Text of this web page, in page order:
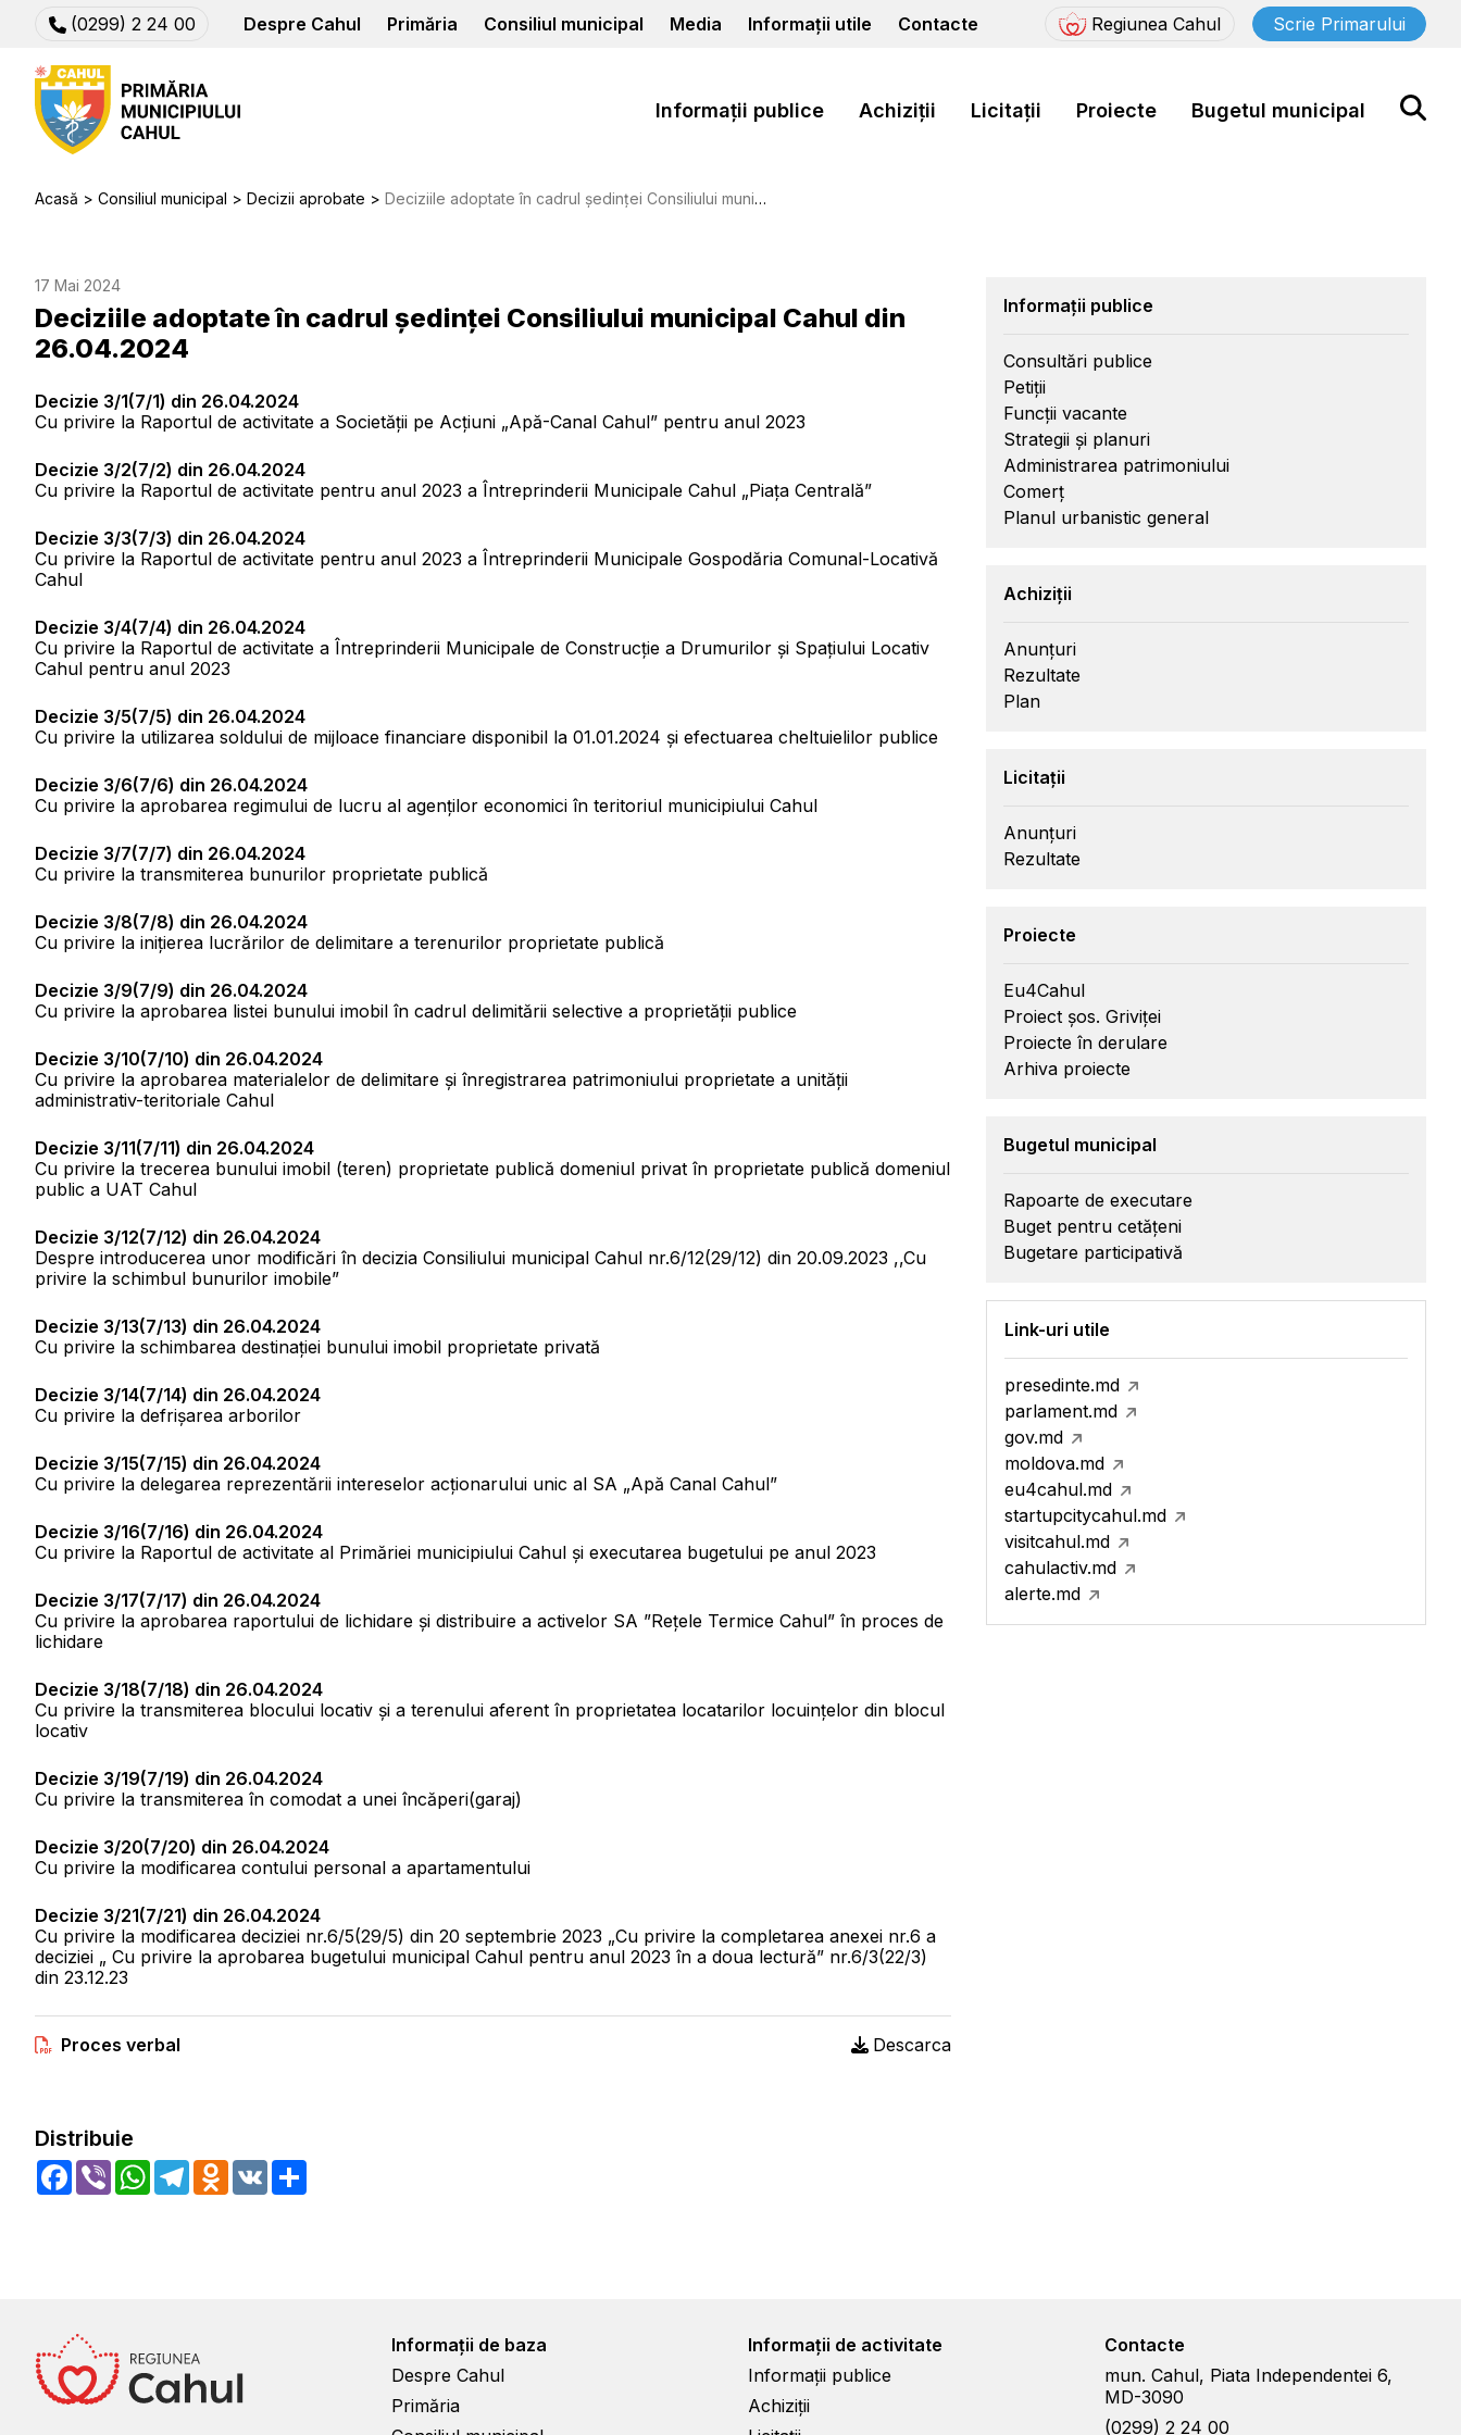
(0299) 2 24 00 Despre Cahul Primăria Consiliul municipal Media Informații utile Contacte Regiunea Cahul Scrie Primarului
Informații publice Achiziții Licitații Proiecte Bugetul municipal
Acasă Consiliul municipal Decizii aprobate Deciziile adoptate în cadrul ședinței Consiliului municipal Cahul din 26.04.2024
17 Mai 2024
Deciziile adoptate în cadrul ședinței Consiliului municipal Cahul din
26.04.2024
Decizie 3/1(7/1) din 26.04.2024
Cu privire la Raportul de activitate a Societăţii pe Acţiuni „Apă-Canal Cahul” pentru anul 2023
Decizie 3/2(7/2) din 26.04.2024
Cu privire la Raportul de activitate pentru anul 2023 a Întreprinderii Municipale Cahul „Piaţa Centrală”
Decizie 3/3(7/3) din 26.04.2024
Cu privire la Raportul de activitate pentru anul 2023 a Întreprinderii Municipale Gospodăria Comunal-Locativă
Cahul
Decizie 3/4(7/4) din 26.04.2024
Cu privire la Raportul de activitate a Întreprinderii Municipale de Construcţie a Drumurilor şi Spaţiului Locativ
Cahul pentru anul 2023
Decizie 3/5(7/5) din 26.04.2024
Cu privire la utilizarea soldului de mijloace financiare disponibil la 01.01.2024 şi efectuarea cheltuielilor publice
Decizie 3/6(7/6) din 26.04.2024
Cu privire la aprobarea regimului de lucru al agenților economici în teritoriul municipiului Cahul
Decizie 3/7(7/7) din 26.04.2024
Cu privire la transmiterea bunurilor proprietate publică
Decizie 3/8(7/8) din 26.04.2024
Cu privire la iniţierea lucrărilor de delimitare a terenurilor proprietate publică
Decizie 3/9(7/9) din 26.04.2024
Cu privire la aprobarea listei bunului imobil în cadrul delimitării selective a proprietății publice
Decizie 3/10(7/10) din 26.04.2024
Cu privire la aprobarea materialelor de delimitare şi înregistrarea patrimoniului proprietate a unităţii
administrativ-teritoriale Cahul
Decizie 3/11(7/11) din 26.04.2024
Cu privire la trecerea bunului imobil (teren) proprietate publică domeniul privat în proprietate publică domeniul
public a UAT Cahul
Decizie 3/12(7/12) din 26.04.2024
Despre introducerea unor modificări în decizia Consiliului municipal Cahul nr.6/12(29/12) din 20.09.2023 ,,Cu
privire la schimbul bunurilor imobile”
Decizie 3/13(7/13) din 26.04.2024
Cu privire la schimbarea destinației bunului imobil proprietate privată
Decizie 3/14(7/14) din 26.04.2024
Cu privire la defrişarea arborilor
Decizie 3/15(7/15) din 26.04.2024
Cu privire la delegarea reprezentării intereselor acționarului unic al SA „Apă Canal Cahul”
Decizie 3/16(7/16) din 26.04.2024
Cu privire la Raportul de activitate al Primăriei municipiului Cahul şi executarea bugetului pe anul 2023
Decizie 3/17(7/17) din 26.04.2024
Cu privire la aprobarea raportului de lichidare și distribuire a activelor SA ”Rețele Termice Cahul” în proces de
lichidare
Decizie 3/18(7/18) din 26.04.2024
Cu privire la transmiterea blocului locativ şi a terenului aferent în proprietatea locatarilor locuinţelor din blocul
locativ
Decizie 3/19(7/19) din 26.04.2024
Cu privire la transmiterea în comodat a unei încăperi(garaj)
Decizie 3/20(7/20) din 26.04.2024
Cu privire la modificarea contului personal a apartamentului
Decizie 3/21(7/21) din 26.04.2024
Cu privire la modificarea deciziei nr.6/5(29/5) din 20 septembrie 2023 „Cu privire la completarea anexei nr.6 a
deciziei „ Cu privire la aprobarea bugetului municipal Cahul pentru anul 2023 în a doua lectură” nr.6/3(22/3)
din 23.12.23
Proces verbal Descarca
Distribuie
Facebook
Viber WhatsApp
TelegramOdnoklassniki
VK
Informații publice
Consultări publice
Petiții
Funcții vacante
Strategii și planuri
Administrarea patrimoniului
Comerț
Planul urbanistic general
Achiziții
Anunțuri
Rezultate
Plan
Licitații
Anunțuri
Rezultate
Proiecte
Eu4Cahul
Proiect șos. Griviței
Proiecte în derulare
Arhiva proiecte
Bugetul municipal
Rapoarte de executare
Buget pentru cetățeni
Bugetare participativă
Link-uri utile
presedinte.md
parlament.md
gov.md
moldova.md
eu4cahul.md
startupcitycahul.md
visitcahul.md
cahulactiv.md
alerte.md
Informații de baza
Despre Cahul
Primăria
Informații de activitate
Informații publice
Achiziții
Contacte
mun. Cahul, Piata Independentei 6,
MD-3090
(0299) 2 24 00